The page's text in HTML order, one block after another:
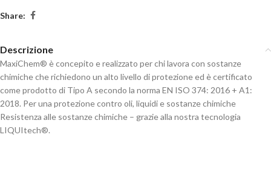
Share:
Descrizione
MaxiChem® è concepito e realizzato per chi lavora con sostanze
chimiche che richiedono un alto livello di protezione ed è certificato
come prodotto di Tipo A secondo la norma EN ISO 374: 2016 + A1:
2018. Per una protezione contro oli, liquidi e sostanze chimiche
Resistenza alle sostanze chimiche – grazie alla nostra tecnologia
LIQUItech®.